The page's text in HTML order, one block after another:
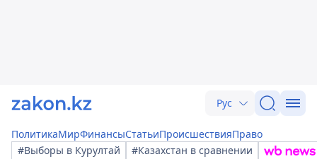
Рус
ПолитикаМирФинансыСтатьиПроисшествияПраво
#Выборы в Курултай
#Казахстан в сравнении